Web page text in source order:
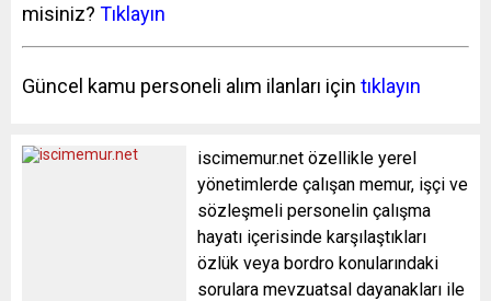
misiniz? Tıklayın
Güncel kamu personeli alım ilanları için tıklayın
iscimemur.net özellikle yerel
yönetimlerde çalışan memur, işçi ve
sözleşmeli personelin çalışma
hayatı içerisinde karşılaştıkları
özlük veya bordro konularındaki
sorulara mevzuatsal dayanakları ile